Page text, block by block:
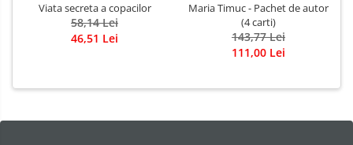
Viata secreta a copacilor
58,14 Lei
46,51 Lei
Maria Timuc - Pachet de autor
(4 carti)
143,77 Lei
111,00 Lei